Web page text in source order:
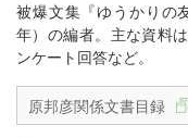
被爆文集『ゆうかりの
年）の編者。主な資料
ンケート回答など。
原邦彦関係文書目録